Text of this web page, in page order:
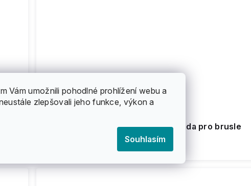
Vám umožnili pohodlné prohlížení webu a
zlepšovali jeho funkce, výkon a
Souhlasím
2X Enuff - ABEC Swiss ložiska - sada pro brusle